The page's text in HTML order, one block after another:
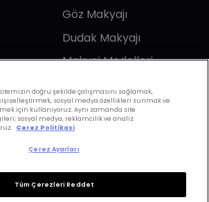
Göz Makyajı
Dudak Makyajı
Makyaj Modelleri
Parfüm
Makyaj Trendleri
Astroloji
doğru şekilde çalışmasını sağlamak,
sosyal medya özellikleri sunmak ve
için kullanıyoruz. Aynı zamanda site
sosyal medya, reklamcılık ve analiz
Çerez Politikasi
Çerez Ayarları
Tüm Çerezleri Reddet